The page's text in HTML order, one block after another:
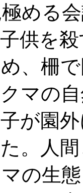
める
子供を
、柵
マの
が園
。人
の生